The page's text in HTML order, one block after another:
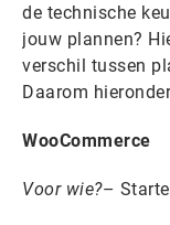
de technische
jouw plannen?
verschil tussen
Daarom
WooCommerce
Voor wie?–